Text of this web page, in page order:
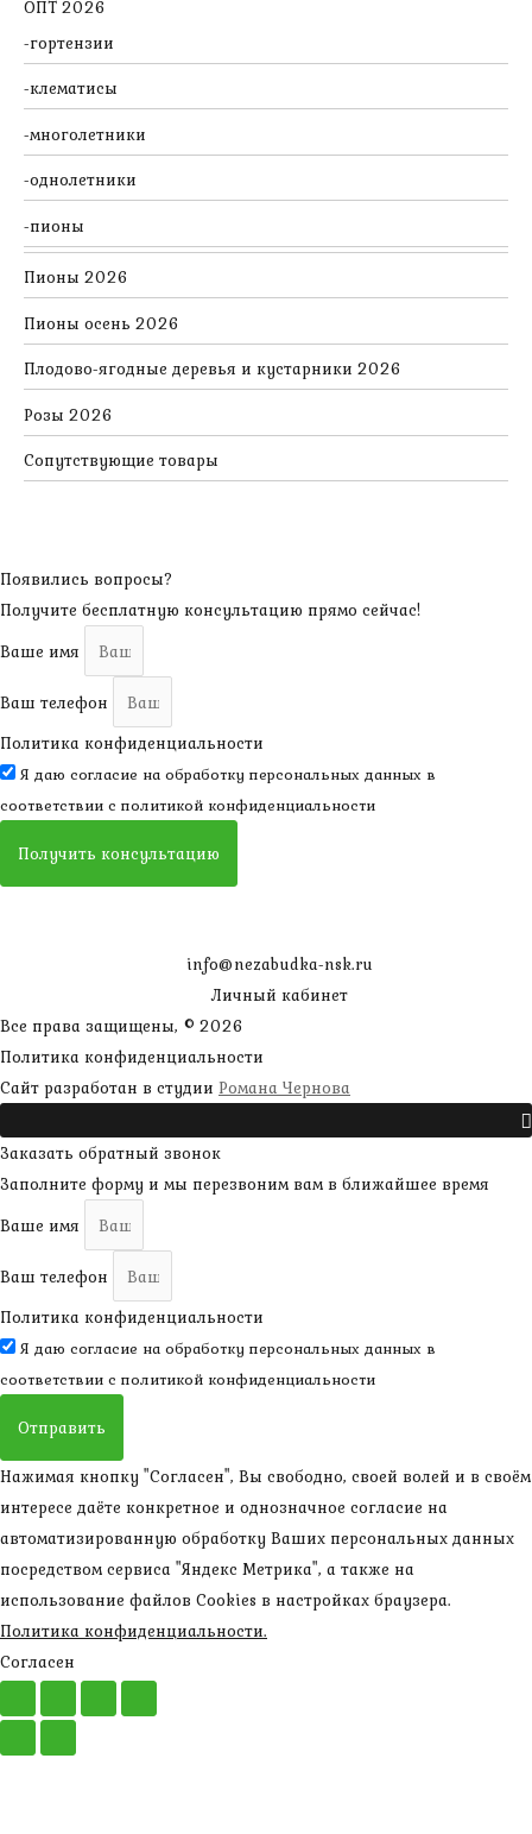
ОПТ 2026
гортензии
клематисы
многолетники
однолетники
пионы
Пионы 2026
Пионы осень 2026
Плодово-ягодные деревья и кустарники 2026
Розы 2026
Сопутствующие товары
Появились вопросы?
Получите бесплатную консультацию прямо сейчас!
Ваше имя
Ваш телефон
Политика конфиденциальности
Я даю согласие на обработку персональных данных в
соответствии с политикой конфиденциальности
Получить консультацию
info@nezabudka-nsk.ru
Личный кабинет
Все права защищены, © 2026
Политика конфиденциальности
Сайт разработан в студии Романа Чернова
Заказать обратный звонок
Заполните форму и мы перезвоним вам в ближайшее время
Ваше имя
Ваш телефон
Политика конфиденциальности
Я даю согласие на обработку персональных данных в
соответствии с политикой конфиденциальности
Отправить
Нажимая кнопку "Согласен", Вы свободно, своей волей и в своём
интересе даёте конкретное и однозначное согласие на
автоматизированную обработку Ваших персональных данных
посредством сервиса "Яндекс Метрика", а также на
использование файлов Cookies в настройках браузера.
Политика конфиденциальности.
Согласен